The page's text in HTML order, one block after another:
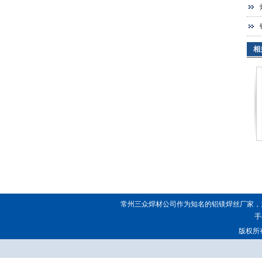
相
常州三众焊材公司作为知名的铝镁焊丝厂家
版权所